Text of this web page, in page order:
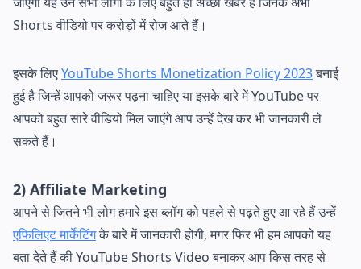
Shorts वीडियो पर करोड़ों में रोज आते हैं।
इसके लिएYouTube Shorts Monetization Policy 2023बनाई
हुई है जिन्हें आपको जरूर पढ़ना चाहिए या इसके बारे में YouTube पर
आपको बहुत सारे वीडियो मिल जाएंगे आप उन्हें देख कर भी जानकारी ले
सकते हैं।
2) Affiliate Marketing
आपने से जितने भी लोग हमारे इस ब्लॉग को पहले से पढ़ते हुए आ रहे हैं उन्हें
एफिलिएट मार्केटिंगके बारे में जानकारी होगी, मगर फिर भी हम आपको यह
बता देते हैं की YouTube Shorts Video बनाकर आप किस तरह से